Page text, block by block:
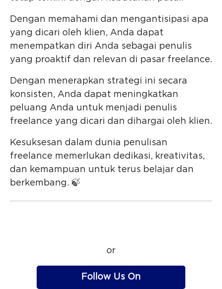
Dengan memahami dan mengantisipasi apa
yang dicari oleh klien, Anda dapat
menempatkan diri Anda sebagai penulis
yang proaktif dan relevan di pasar freelance.
Dengan menerapkan strategi ini secara
konsisten, Anda dapat meningkatkan
peluang Anda untuk menjadi penulis
freelance yang dicari dan dihargai oleh klien.
Kesuksesan dalam dunia penulisan
freelance memerlukan dedikasi, kreativitas,
dan kemampuan untuk terus belajar dan
berkembang. 🍃
or
Follow Us On